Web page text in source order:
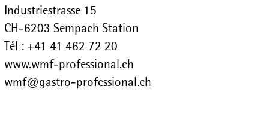
Industriestrasse 15
CH-6203 Sempach Station
Tél : +41 41 462 72 20
www.wmf-professional.ch
wmf@gastro-professional.ch